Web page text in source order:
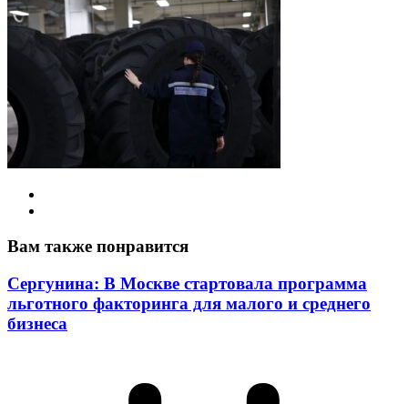
Вам также понравится
Сергунина: В Москве стартовала программа
льготного факторинга для малого и среднего
бизнеса